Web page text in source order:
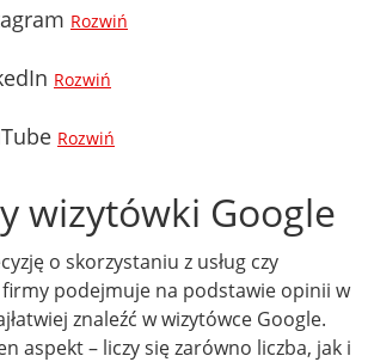
Rozwiń
Rozwiń
Rozwiń
wizytówki Google
o skorzystaniu z usług czy
podejmuje na podstawie opinii w
znaleźć w wizytówce Google.
aspekt – liczy się zarówno liczba, jak i